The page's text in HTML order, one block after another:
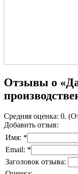
Отзывы о
Средняя оценка: 0.
Добавить отзыв:
Имя: *
Email: *
Заголовок отзыва: